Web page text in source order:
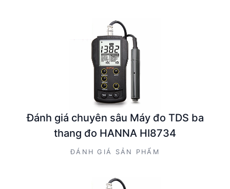
Đánh giá chuyên sâu Máy đo TDS ba
thang đo HANNA HI8734
ĐÁNH GIÁ SẢN PHẨM